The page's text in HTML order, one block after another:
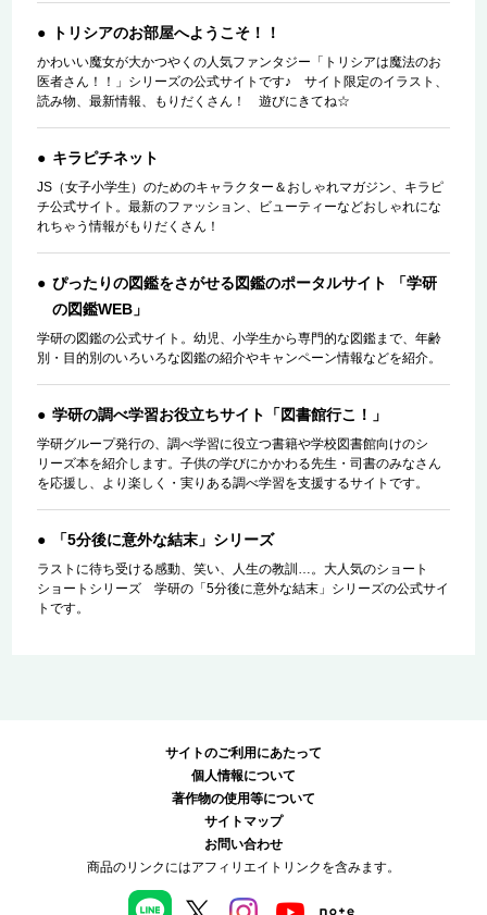
トリシアのお部屋へようこそ！！
かわいい魔女が大かつやくの人気ファンタジー「トリシアは魔法のお
医者さん！！」シリーズの公式サイトです♪ サイト限定のイラスト、
読み物、最新情報、もりだくさん！ 遊びにきてね☆
キラピチネット
JS（女子小学生）のためのキャラクター＆おしゃれマガジン、キラピ
チ公式サイト。最新のファッション、ビューティーなどおしゃれにな
れちゃう情報がもりだくさん！
ぴったりの図鑑をさがせる図鑑のポータルサイト 「学研
の図鑑WEB」
学研の図鑑の公式サイト。幼児、小学生から専門的な図鑑まで、年齢
別・目的別のいろいろな図鑑の紹介やキャンペーン情報などを紹介。
学研の調べ学習お役立ちサイト「図書館行こ！」
学研グループ発行の、調べ学習に役立つ書籍や学校図書館向けのシ
リーズ本を紹介します。子供の学びにかかわる先生・司書のみなさん
を応援し、より楽しく・実りある調べ学習を支援するサイトです。
「5分後に意外な結末」シリーズ
ラストに待ち受ける感動、笑い、人生の教訓…。大人気のショート
ショートシリーズ 学研の「5分後に意外な結末」シリーズの公式サイ
トです。
サイトのご利用にあたって
個人情報について
著作物の使用等について
サイトマップ
お問い合わせ
商品のリンクにはアフィリエイトリンクを含みます。